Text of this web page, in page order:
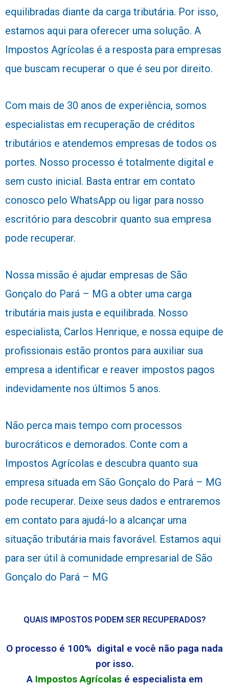
equilibradas diante da carga tributária. Por isso,
estamos aqui para oferecer uma solução. A
Impostos Agrícolas é a resposta para empresas
que buscam recuperar o que é seu por direito.
Com mais de 30 anos de experiência, somos
especialistas em recuperação de créditos
tributários e atendemos empresas de todos os
portes. Nosso processo é totalmente digital e
sem custo inicial. Basta entrar em contato
conosco pelo WhatsApp ou ligar para nosso
escritório para descobrir quanto sua empresa
pode recuperar.
Nossa missão é ajudar empresas de São
Gonçalo do Pará – MG a obter uma carga
tributária mais justa e equilibrada. Nosso
especialista, Carlos Henrique, e nossa equipe de
profissionais estão prontos para auxiliar sua
empresa a identificar e reaver impostos pagos
indevidamente nos últimos 5 anos.
Não perca mais tempo com processos
burocráticos e demorados. Conte com a
Impostos Agrícolas e descubra quanto sua
empresa situada em São Gonçalo do Pará – MG
pode recuperar. Deixe seus dados e entraremos
em contato para ajudá-lo a alcançar uma
situação tributária mais favorável. Estamos aqui
para ser útil à comunidade empresarial de São
Gonçalo do Pará – MG
QUAIS IMPOSTOS PODEM SER RECUPERADOS?
O processo é 100% digital e você não paga nada
por isso.
A Impostos Agrícolasé especialista em